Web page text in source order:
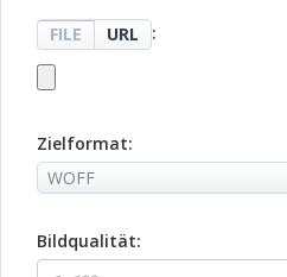
FILE URL :
Zielformat:
Bildqualität: